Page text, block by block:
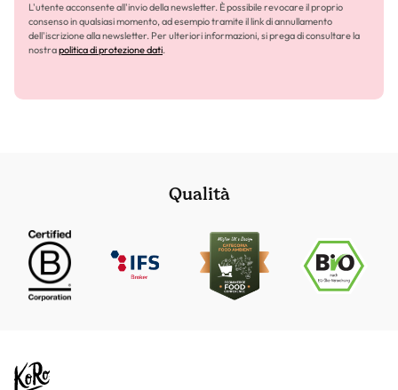
L'utente acconsente all'invio della newsletter. È possibile revocare il proprio
consenso in qualsiasi momento, ad esempio tramite il link di annullamento
dell'iscrizione alla newsletter. Per ulteriori informazioni, si prega di consultare la
nostrapolitica di protezione dati.
Qualità